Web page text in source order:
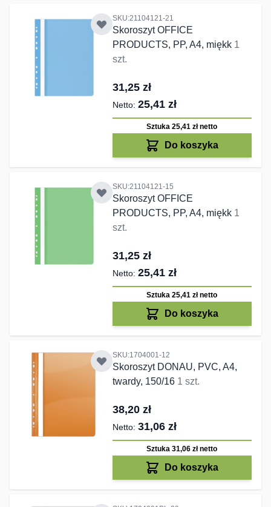
SKU:21104121-21
Skoroszyt OFFICE
PRODUCTS, PP, A4, miękk 1
szt.
31,25 zł
25,41 zł
Sztuka 25,41 złnetto
Do koszyka
SKU:21104121-15
Skoroszyt OFFICE
PRODUCTS, PP, A4, miękk 1
szt.
31,25 zł
25,41 zł
Sztuka 25,41 złnetto
Do koszyka
SKU:1704001-12
Skoroszyt DONAU, PVC, A4,
twardy, 150/16 1 szt.
38,20 zł
31,06 zł
Sztuka 31,06 złnetto
Do koszyka